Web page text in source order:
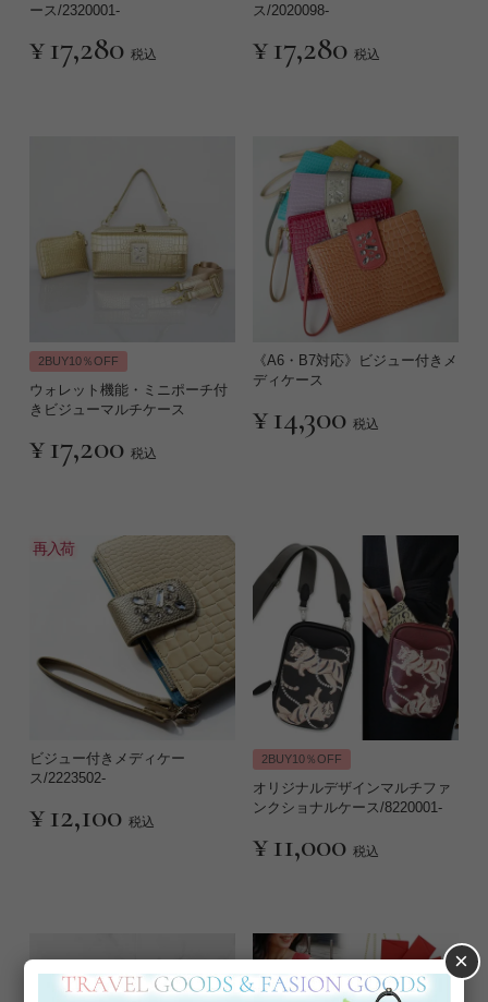
ース/2320001-
¥17,280 税込
ス/2020098-
¥17,280 税込
2BUY10％OFF
ウォレット機能・ミニポーチ付
きビジューマルチケース
¥17,200 税込
《A6・B7対応》ビジュー付きメ
ディケース
¥14,300 税込
再入荷
ビジュー付きメディケー
ス/2223502-
¥12,100 税込
2BUY10％OFF
オリジナルデザインマルチファ
ンクショナルケース/8220001-
¥11,000 税込
×